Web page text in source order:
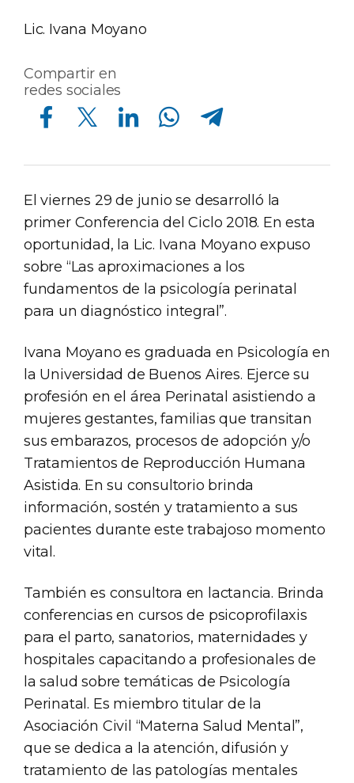
Lic. Ivana Moyano
Compartir en
redes sociales
Compartir en Facebook Compartir en Twitter Compartir en Linkedin Compartir en Whatsapp Compartir en Telegram
El viernes 29 de junio se desarrolló la
primer Conferencia del Ciclo 2018. En esta
oportunidad, la Lic. Ivana Moyano expuso
sobre “Las aproximaciones a los
fundamentos de la psicología perinatal
para un diagnóstico integral”.
Ivana Moyano es graduada en Psicología en
la Universidad de Buenos Aires. Ejerce su
profesión en el área Perinatal asistiendo a
mujeres gestantes, familias que transitan
sus embarazos, procesos de adopción y/o
Tratamientos de Reproducción Humana
Asistida. En su consultorio brinda
información, sostén y tratamiento a sus
pacientes durante este trabajoso momento
vital.
También es consultora en lactancia. Brinda
conferencias en cursos de psicoprofilaxis
para el parto, sanatorios, maternidades y
hospitales capacitando a profesionales de
la salud sobre temáticas de Psicología
Perinatal. Es miembro titular de la
Asociación Civil “Materna Salud Mental”,
que se dedica a la atención, difusión y
tratamiento de las patologías mentales